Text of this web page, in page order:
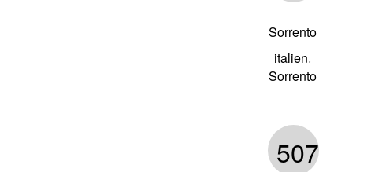
Sorrento
italien,
Sorrento
507